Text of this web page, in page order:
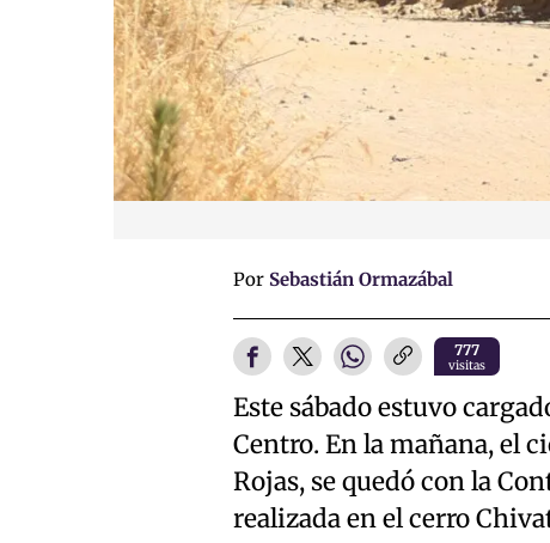
Por Sebastián Ormazábal
777
visitas
Este sábado estuvo
Centro. En la mañana, el
Rojas, se quedó con la
realizada en el cerro